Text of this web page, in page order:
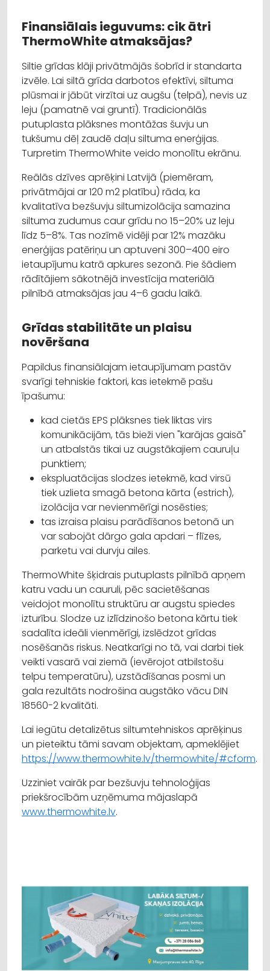
Finansiālais ieguvums: cik ātri
ThermoWhite atmaksājas?
Siltie grīdas klāji privātmājās šobrīd ir standarta
izvēle. Lai siltā grīda darbotos efektīvi, siltuma
plūsmai ir jābūt virzītai uz augšu (telpā), nevis uz
leju (pamatnē vai gruntī). Tradicionālās
putuplasta plāksnes montāžas šuvju un
tukšumu dēļ zaudē daļu siltuma enerģijas.
Turpretim ThermoWhite veido monolītu ekrānu.
Reālās dzīves aprēķini Latvijā (piemēram,
privātmājai ar 120 m2 platību) rāda, ka
kvalitatīva bezšuvju siltumizolācija samazina
siltuma zudumus caur grīdu no 15–20% uz leju
līdz 5–8%. Tas nozīmē vidēji par 12% mazāku
enerģijas patēriņu un aptuveni 300–400 eiro
ietaupījumu katrā apkures sezonā. Pie šādiem
rādītājiem sākotnējā investīcija materiālā
pilnībā atmaksājas jau 4–6 gadu laikā.
Grīdas stabilitāte un plaisu
novēršana
Papildus finansiālajam ietaupījumam pastāv
svarīgi tehniskie faktori, kas ietekmē pašu
īpašumu:
kad cietās EPS plāksnes tiek liktas virs
komunikācijām, tās bieži vien "karājas gaisā"
un atbalstās tikai uz augstākajiem cauruļu
punktiem;
ekspluatācijas slodzes ietekmē, kad virsū
tiek uzlieta smagā betona kārta (estrich),
izolācija var nevienmērīgi nosēsties;
tas izraisa plaisu parādīšanos betonā un
var sabojāt dārgo gala apdari – flīzes,
parketu vai durvju ailes.
ThermoWhite šķidrais putuplasts pilnībā apņem
katru vadu un cauruli, pēc sacietēšanas
veidojot monolītu struktūru ar augstu spiedes
izturību. Slodze uz izlīdzinošo betona kārtu tiek
sadalīta ideāli vienmērīgi, izslēdzot grīdas
nosēšanās riskus. Neatkarīgi no tā, vai darbi tiek
veikti vasarā vai ziemā (ievērojot atbilstošu
telpu temperatūru), uzstādīšanas posmi un
gala rezultāts nodrošina augstāko vācu DIN
18560-2 kvalitāti.
Lai iegūtu detalizētus siltumtehniskos aprēķinus
un pieteiktu tāmi savam objektam, apmeklējiet
https://www.thermowhite.lv/thermowhite/#cform.
Uzziniet vairāk par bezšuvju tehnoloģijas
priekšrocībām uzņēmuma mājaslapā
www.thermowhite.lv.